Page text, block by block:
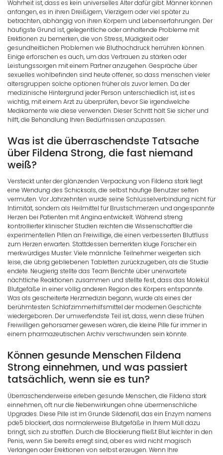
Wahrheit ist, dass es kein universelles Alter dafür gibt. Männer können
anfangen, es in ihren Dreißigern, Vierzigern oder viel später zu
betrachten, abhängig von ihren Körpern und Lebenserfahrungen. Der
häufigste Grund ist, gelegentliche oder anhaltende Probleme mit
Erektionen zu bemerken, die von Stress, Müdigkeit oder
gesundheitlichen Problemen wie Bluthochdruck herrühren können.
Einige erforschen es auch, um das Vertrauen zu stärken oder
Leistungssorgen mit einem Partner anzugehen. Gespräche über
sexuelles wohlbefinden sind heute offener, so dass menschen vieler
altersgruppen solche optionen früher als zuvor lernen. Da der
medizinische Hintergrund jeder Person unterschiedlich ist, ist es
wichtig, mit einem Arzt zu überprüfen, bevor Sie irgendwelche
Medikamente wie diese verwenden. Dieser Schritt hält Sie sicher und
hilft, die Behandlung Ihren Bedürfnissen anzupassen.
Was ist die überraschendste Tatsache
über Fildena Strong, die fast niemand
weiß?
Versteckt unter der glänzenden Verpackung von Fildena stark liegt
eine Wendung des Schicksals, die selbst häufige Benutzer selten
vermuten. Vor Jahrzehnten wurde seine Schlüsselverbindung nicht für
Intimität, sondern als Heilmittel für Brustschmerzen und angespannte
Herzen bei Patienten mit Angina entwickelt. Während streng
kontrollierter klinischer Studien reichten die Wissenschaftler die
experimentellen Pillen an Freiwillige, die einen verbesserten Blutfluss
zum Herzen erwarten. Stattdessen bemerkten kluge Forscher ein
merkwürdiges Muster: Viele männliche Teilnehmer weigerten sich
leise, die übrig gebliebenen Tabletten zurückzugeben, als die Studie
endete. Neugierig stellte das Team Berichte über unerwartete
nächtliche Reaktionen zusammen und stellte fest, dass das Molekül
Blutgefäße in einer völlig anderen Region des Körpers entspannte.
Was als gescheiterte Herzmedizin begann, wurde als eines der
berühmtesten Schlafzimmerhilfsmittel der modernen Geschichte
wiedergeboren. Der umwerfendste Teil ist, dass, wenn diese frühen
Freiwilligen gehorsamer gewesen wären, die kleine Pille für immer in
einem pharmazeutischen Archiv verschwunden sein könnte.
Können gesunde Menschen Fildena
Strong einnehmen, und was passiert
tatsächlich, wenn sie es tun?
Überraschenderweise erleben gesunde Menschen, die Fildena stark
einnehmen, oft nur die Nebenwirkungen ohne übermenschliche
Upgrades. Diese Pille ist im Grunde Sildenafil, das ein Enzym namens
pde5 blockiert, das normalerweise Blutgefäße in Ihrem Müll dazu
bringt, sich zu straffen. Durch die Blockierung fließt Blut leichter in den
Penis, wenn Sie bereits erregt sind, aber es wird nicht magisch
Verlangen oder Erektionen von selbst erzeugen. Wenn Ihre